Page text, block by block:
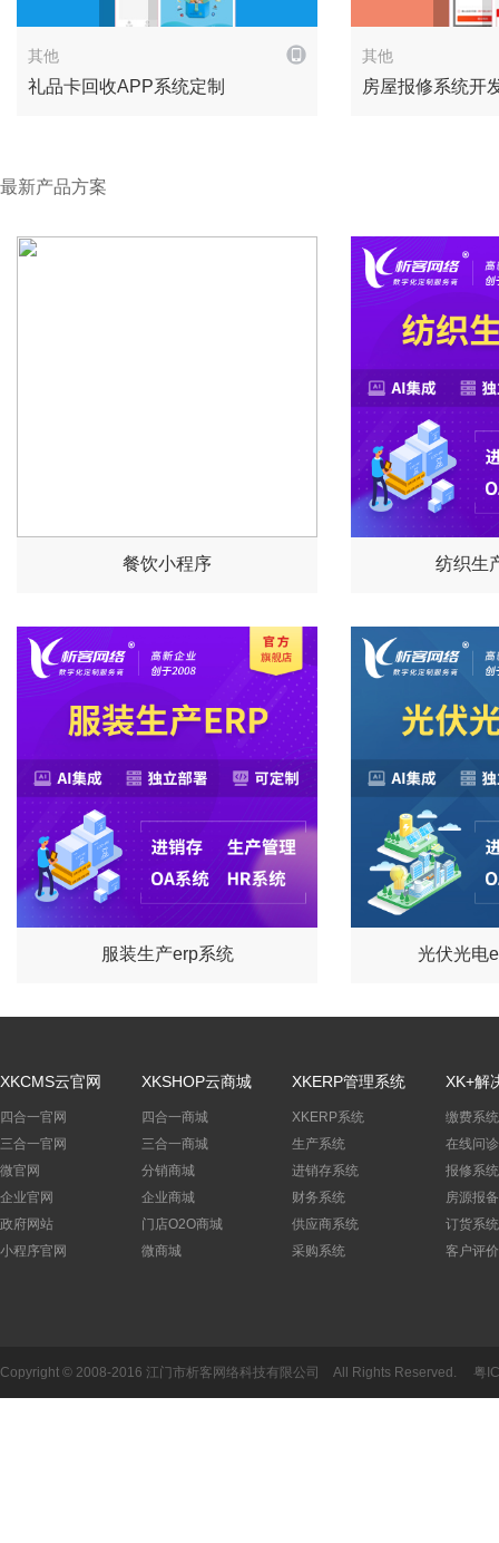
解决方案
其他
礼品卡回收APP系统定制
其他
房屋报修系统开
最新产品方案
餐饮小程序 纺织生
服装生产erp系统 光伏光电
XKCMS云官网
四合一官网
三合一官网
微官网
企业官网
政府网站
小程序官网
XKSHOP云商城
四合一商城
三合一商城
分销商城
企业商城
门店O2O商城
微商城
XKERP管理系统
XKERP系统
生产系统
进销存系统
财务系统
供应商系统
采购系统
XK+解
缴费系统
在线问
报修系
房源报
订货系统
客户评价
Copyright © 2008-2016 江门市析客网络科技有限公司 All Rights Reserved. 粤